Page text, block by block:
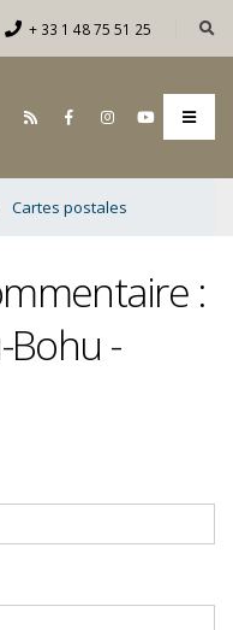
+ 33 1 48 75 51 25
Cartes postales
:
-